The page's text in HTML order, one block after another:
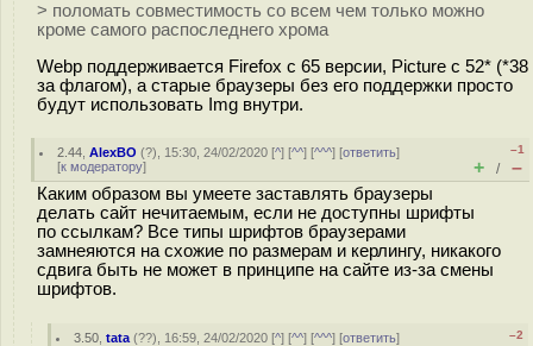
> поломать совместимость со всем чем только можно
кроме самого распоследнего хрома
Webp поддерживается Firefox с 65 версии, Picture с 52* (*38
за флагом), а старые браузеры без его поддержки просто
будут использовать Img внутри.
2.44 ,AlexBO (?), 15:30, 24/02/2020 [^] [^^] [^^^] [ответить]
[к модератору]
–1
+ / –
Каким образом вы умеете заставлять браузеры
делать сайт нечитаемым, если не доступны шрифты
по ссылкам? Все типы шрифтов браузерами
замнеяются на схожие по размерам и керлингу, никакого
сдвига быть не может в принципе на сайте из-за смены
шрифтов.
3.50 ,tata (??), 16:59, 24/02/2020 [^] [^^] [^^^] [ответить]
–2